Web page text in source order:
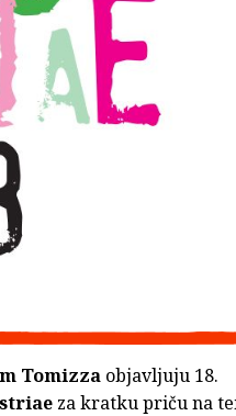
Tomizza objavljuju 18.
za kratku priču na